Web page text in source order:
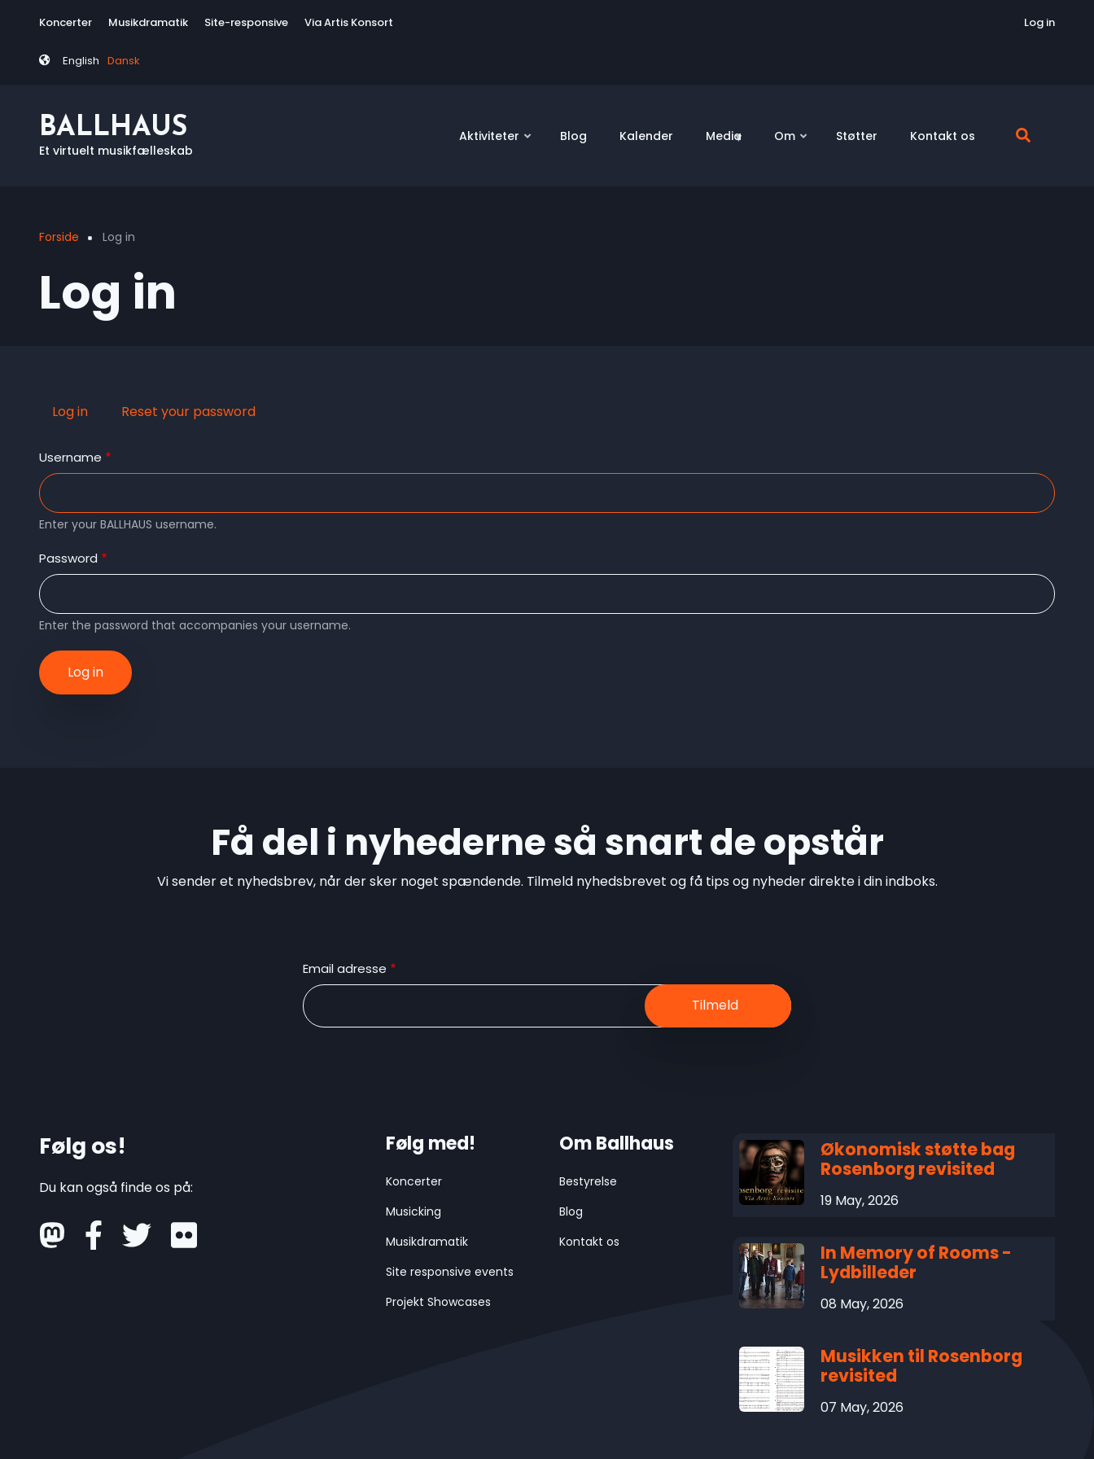
content
Tag
Koncerter Musikdramatik Site-responsive Via Artis Konsort
English Dansk
Log in
BALLHAUS
Et virtuelt musikfælleskab
Aktiviteter Blog Kalender Media Om Støtter Kontakt os
Breadcrumb
Forside Log in
Log in
tabs
Log in (activeReset your password
Username
Enter your BALLHAUS username.
Password
Enter the password that accompanies your username.
Få del i nyhederne så snart de opstår
Vi sender et nyhedsbrev, når der sker noget spændende. Tilmeld nyhedsbrevet og få tips og nyheder direkte i din indboks.
Email adresse
Følg os!
Du kan også finde os på:
mastodon
Følg med!
Koncerter
Musicking
Musikdramatik
Site responsive events
Projekt Showcases
Om Ballhaus
Bestyrelse
Blog
Kontakt os
Økonomisk støtte bag
Rosenborg revisited
19 May, 2026
In Memory of Rooms -
Lydbilleder
08 May, 2026
Musikken til Rosenborg
revisited
07 May, 2026